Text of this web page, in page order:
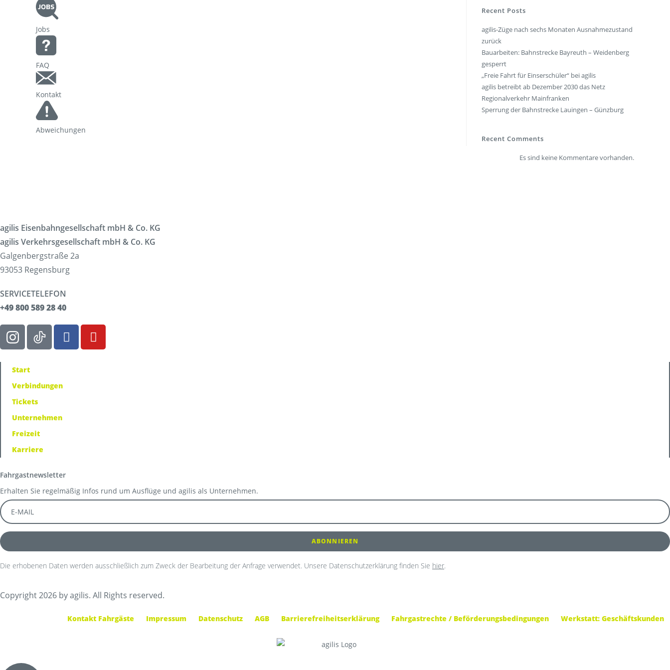
Korridorsanierung
Baumaßnahmen_RVOF
Umwelt & Nachhaltigkeit
Kontakt Fahrgäste
Jobs
FAQ
Kontakt
Abweichungen
Recent Posts
agilis-Züge nach sechs Monaten Ausnahmezustand
zurück
Bauarbeiten: Bahnstrecke Bayreuth – Weidenberg
gesperrt
„Freie Fahrt für Einserschüler“ bei agilis
agilis betreibt ab Dezember 2030 das Netz
Regionalverkehr Mainfranken
Sperrung der Bahnstrecke Lauingen – Günzburg
Recent Comments
Es sind keine Kommentare vorhanden.
agilis Eisenbahngesellschaft mbH & Co. KG
agilis Verkehrsgesellschaft mbH & Co. KG
Galgenbergstraße 2a
93053 Regensburg
SERVICETELEFON
+49 800 589 28 40
Start
Verbindungen
Tickets
Unternehmen
Freizeit
Karriere
Fahrgastnewsletter
Erhalten Sie regelmäßig Infos rund um Ausflüge und agilis als Unternehmen.
Die erhobenen Daten werden ausschließlich zum Zweck der Bearbeitung der Anfrage verwendet. Unsere Datenschutzerklärung finden Sie hier.
Copyright 2026 by agilis. All Rights reserved.
Kontakt Fahrgäste Impressum Datenschutz AGB Barrierefreiheitserklärung Fahrgastrechte / Beförderungsbedingungen Werkstatt: Geschäftskunden